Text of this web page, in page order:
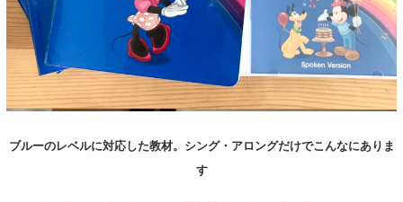
ブルーのレベルに対応した教材。シング・アロングだけでこんなにありま
す